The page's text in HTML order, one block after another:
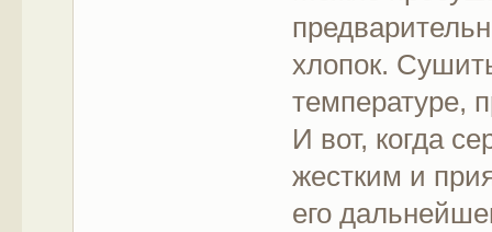
хлопок.
температуре,
И вот, когда
жестким и
его